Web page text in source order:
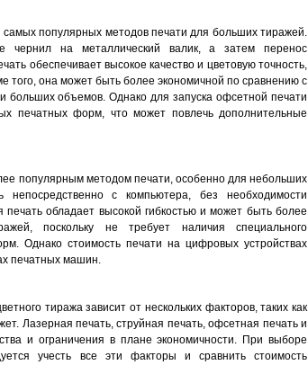
популярных методов печати для больших тиражей.
чернил на металлический валик, а затем перенос
обеспечивает высокое качество и цветовую точность,
того, она может быть более экономичной по сравнению с
больших объемов. Однако для запуска офсетной печати
печатных форм, что может повлечь дополнительные
популярным методом печати, особенно для небольших
непосредственно с компьютера, без необходимости
обладает высокой гибкостью и может быть более
поскольку не требует наличия специального
Однако стоимость печати на цифровых устройствах
печатных машин.
тиража зависит от нескольких факторов, таких как
Лазерная печать, струйная печать, офсетная печать и
и ограничения в плане экономичности. При выборе
учесть все эти факторы и сравнить стоимость